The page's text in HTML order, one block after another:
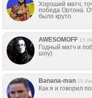
Хороший матч,
победа Ортона.
было круто.
AWESOMOFF 15
Годный матч и
шоу)
Banana-man 15
Как я и говорил